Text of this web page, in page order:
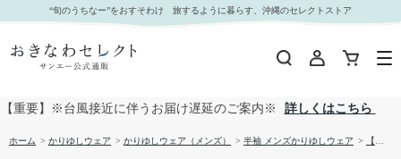
【送料無料】トロピカリーヌソレイユ柄 かりゆしウェア GEM16013S｜おきなわセレクト サン
エー公式通販
“旬のうちなー”をおすそわけ 旅するように暮らす、沖縄のセレクトストア
【重要】※台風接近に伴うお届け遅延のご案内※ 詳しくはこちら
ホーム > かりゆしウェア > かりゆしウェア（メンズ） > 半袖 メンズかりゆしウェア > 【送料無料】トロピカリーヌソレイユ柄 かりゆしウェア GEM16013S